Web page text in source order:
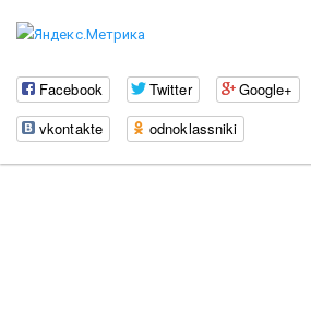
Facebook Twitter Google+
vkontakte
odnoklassniki